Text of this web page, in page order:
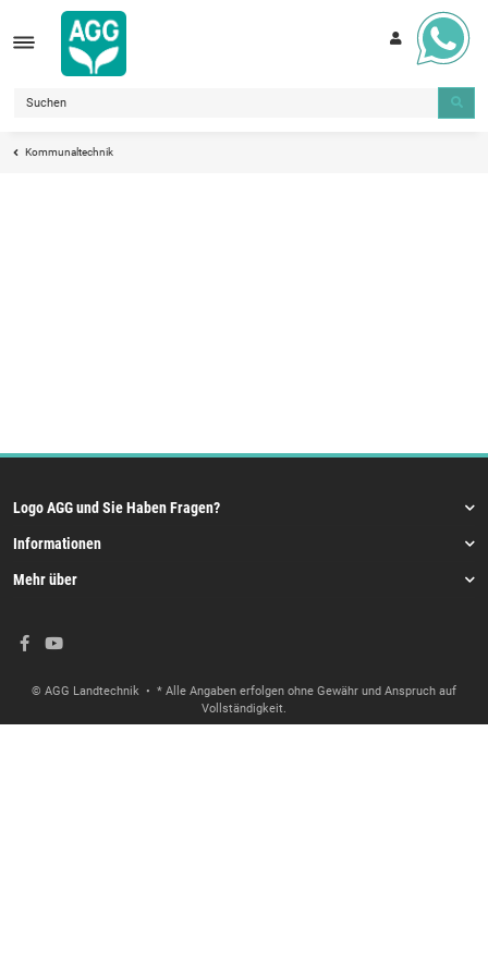
Kommunaltechnik
Logo AGG und Sie Haben Fragen?
Informationen
Mehr über
© AGG Landtechnik • * Alle Angaben erfolgen ohne Gewähr und Anspruch auf
Vollständigkeit.